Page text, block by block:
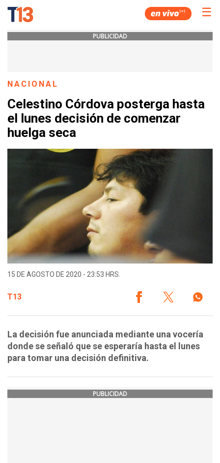
☰
PUBLICIDAD
NACIONAL
Celestino Córdova posterga hasta
el lunes decisión de comenzar
huelga seca
15 DE AGOSTO DE 2020 - 23:53 HRS.
T13
La decisión fue anunciada mediante una vocería
donde se señaló que se esperaría hasta el lunes
para tomar una decisión definitiva.
PUBLICIDAD